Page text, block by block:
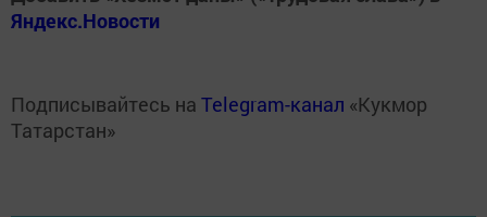
Яндекс.Новости
Подписывайтесь на Telegram-канал «Кукмор
Татарстан»